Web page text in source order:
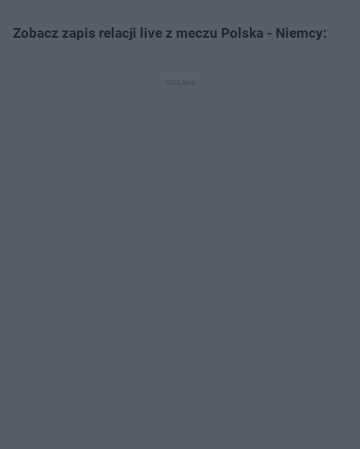
Zobacz zapis relacji live z meczu Polska - Niemcy: